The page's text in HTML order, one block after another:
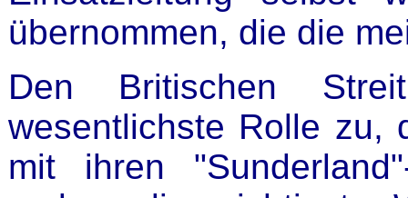
übernommen, die die
Den Britischen
wesentlichste Rolle zu,
mit ihren